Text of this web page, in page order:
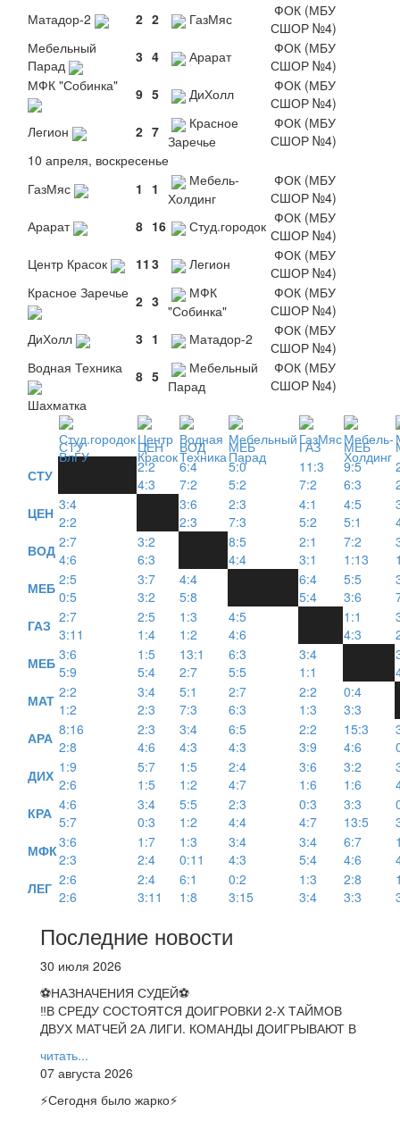
Матадор-2 2 2 ГазМяс
ФОК (МБУ
СШОР №4)
Мебельный
Парад
3 4 Арарат
ФОК (МБУ
СШОР №4)
МФК "Собинка"
9 5 ДиХолл
ФОК (МБУ
СШОР №4)
Легион
2 7
Красное
Заречье
ФОК (МБУ
СШОР №4)
10 апреля, воскресенье
ГазМяс
1 1
Мебель-
Холдинг
ФОК (МБУ
СШОР №4)
Арарат
8 16 Студ.городок ФОК (МБУ
СШОР №4)
Центр Красок
11 3 Легион
ФОК (МБУ
СШОР №4)
Красное Заречье 2 3
МФК
"Собинка"
ФОК (МБУ
СШОР №4)
ДиХолл
3 1 Матадор-2
ФОК (МБУ
СШОР №4)
Водная Техника
8 5
Мебельный
Парад
ФОК (МБУ
СШОР №4)
Шахматка
СТУ ЦЕН ВОД МЕБ ГАЗ МЕБ
СТУ
2:2
4:3
6:4
7:2
5:0
5:2
11:3
7:2
9:5
6:3
ЦЕН 3:4
2:2
3:6
2:3
2:3
7:3
4:1
5:2
4:5
5:1
ВОД 2:7
4:6
3:2
6:3
8:5
4:4
2:1
3:1
7:2
1:13
МЕБ 2:5
0:5
3:7
3:2
4:4
5:8
6:4
5:4
5:5
3:6
ГАЗ 2:7
3:11
2:5
1:4
1:3
1:2
4:5
4:6
1:1
4:3
МЕБ 3:6
5:9
1:5
5:4
13:1
2:7
6:3
5:5
3:4
1:1
МАТ 2:2
1:2
3:4
2:3
5:1
7:3
2:7
6:3
2:2
1:3
0:4
3:3
АРА 8:16
2:8
2:3
4:6
3:4
4:3
6:5
4:3
2:2
3:9
15:3
4:6
ДИХ 1:9
2:6
5:7
1:5
1:5
1:2
2:4
4:7
3:6
1:6
3:2
1:6
КРА 4:6
5:7
3:4
0:3
5:5
1:2
2:3
4:4
0:3
4:7
3:3
13:5
МФК3:6
2:3
1:7
2:4
1:3
0:11
3:4
4:3
3:4
5:4
6:7
4:6
ЛЕГ 2:6
2:6
2:4
3:11
6:1
1:8
0:2
3:15
1:3
3:4
2:8
3:3
Последние новости
30 июля 2026
⚽НАЗНАЧЕНИЯ СУДЕЙ⚽
‼В СРЕДУ СОСТОЯТСЯ ДОИГРОВКИ 2-Х ТАЙМОВ
ДВУХ МАТЧЕЙ 2А ЛИГИ. КОМАНДЫ ДОИГРЫВАЮТ В
читать...
07 августа 2026
⚡️Сегодня было жарко⚡️